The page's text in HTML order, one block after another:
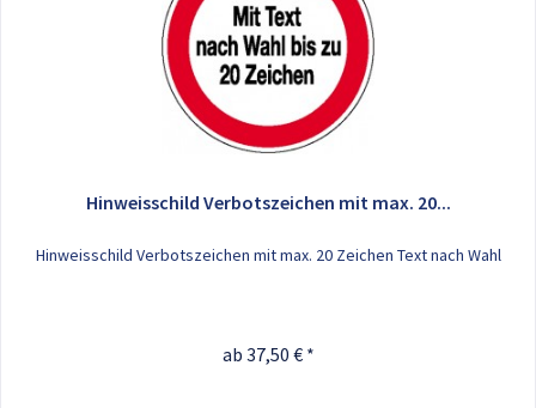
Hinweisschild Verbotszeichen mit max. 20...
Hinweisschild Verbotszeichen mit max. 20 Zeichen Text nach Wahl
ab 37,50 € *